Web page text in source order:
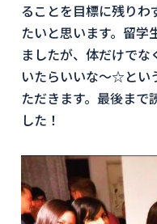
ることを目標に残りわ
たいと思います。留学
ましたが、体だけで
いたらいいな～☆とい
ただきます。最後まで
した！